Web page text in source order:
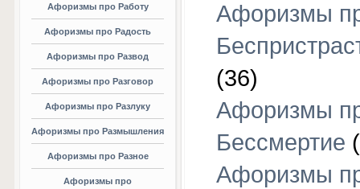
Афоризмы про Работу
Афоризмы про Радость
Афоризмы про Развод
Афоризмы про Разговор
Афоризмы про Разлуку
Афоризмы про Размышления
Афоризмы про Разное
Афоризмы про
Афоризмы
(36)
Афоризмы
Бессмертие
Афоризмы